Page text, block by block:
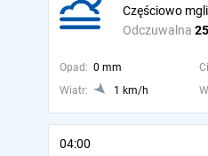
Odczuwalna
Częściowo
Opad: 0 mm
Wiatr:
1 km/h
04:00